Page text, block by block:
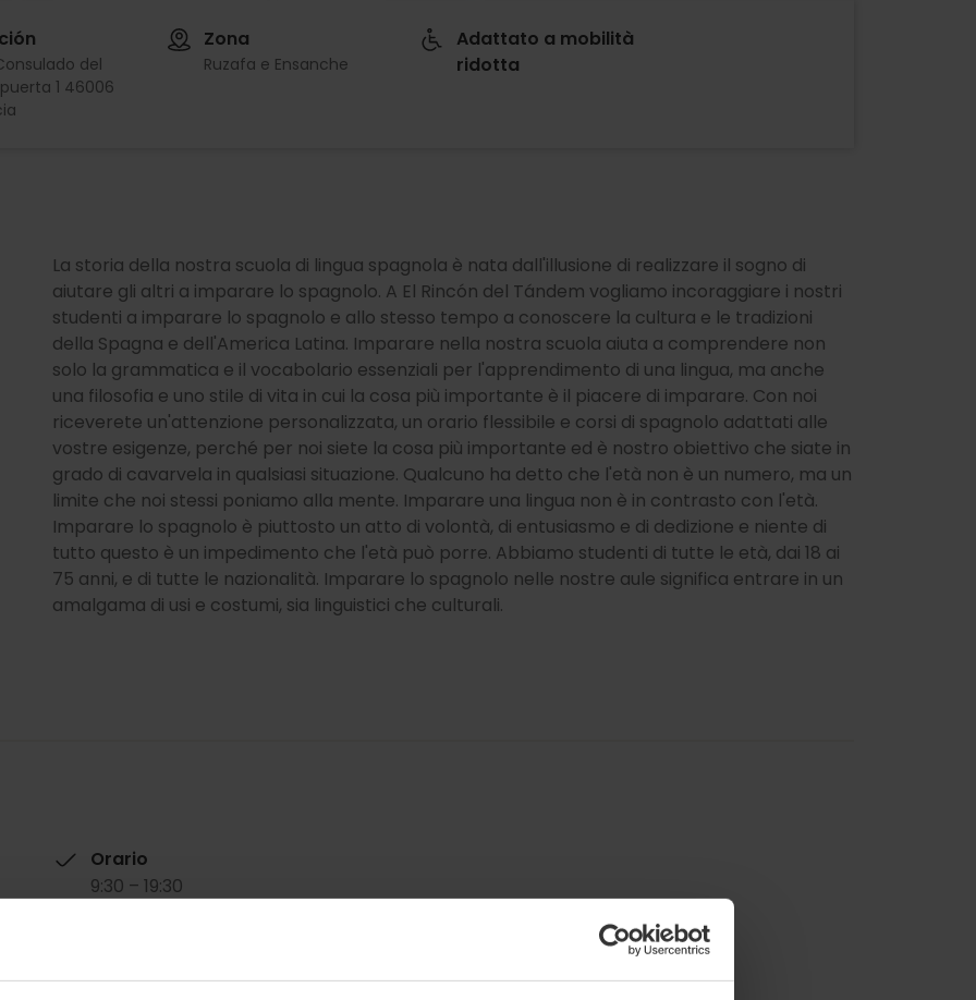
del
1 46006
Zona
Ruzafa e Ensanche
Adattato a mobilità
ridotta
La storia della nostra scuola di lingua spagnola è nata dall'illusione di realizzare il sogno di
aiutare gli altri a imparare lo spagnolo. A El Rincón del Tándem vogliamo incoraggiare i nostri
studenti a imparare lo spagnolo e allo stesso tempo a conoscere la cultura e le tradizioni
della Spagna e dell'America Latina. Imparare nella nostra scuola aiuta a comprendere non
solo la grammatica e il vocabolario essenziali per l'apprendimento di una lingua, ma anche
una filosofia e uno stile di vita in cui la cosa più importante è il piacere di imparare. Con noi
riceverete un'attenzione personalizzata, un orario flessibile e corsi di spagnolo adattati alle
vostre esigenze, perché per noi siete la cosa più importante ed è nostro obiettivo che siate in
grado di cavarvela in qualsiasi situazione. Qualcuno ha detto che l'età non è un numero, ma un
limite che noi stessi poniamo alla mente. Imparare una lingua non è in contrasto con l'età.
Imparare lo spagnolo è piuttosto un atto di volontà, di entusiasmo e di dedizione e niente di
tutto questo è un impedimento che l'età può porre. Abbiamo studenti di tutte le età, dai 18 ai
75 anni, e di tutte le nazionalità. Imparare lo spagnolo nelle nostre aule significa entrare in un
amalgama di usi e costumi, sia linguistici che culturali.
Orario
9:30 – 19:30